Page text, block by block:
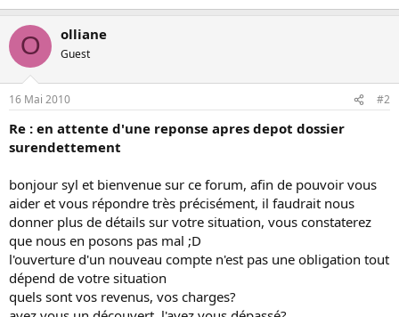
O olliane
Guest
16 Mai 2010 #2
Re : en attente d'une reponse apres depot dossier
surendettement
bonjour syl et bienvenue sur ce forum, afin de pouvoir vous
aider et vous répondre très précisément, il faudrait nous
donner plus de détails sur votre situation, vous constaterez
que nous en posons pas mal ;D
l'ouverture d'un nouveau compte n'est pas une obligation tout
dépend de votre situation
quels sont vos revenus, vos charges?